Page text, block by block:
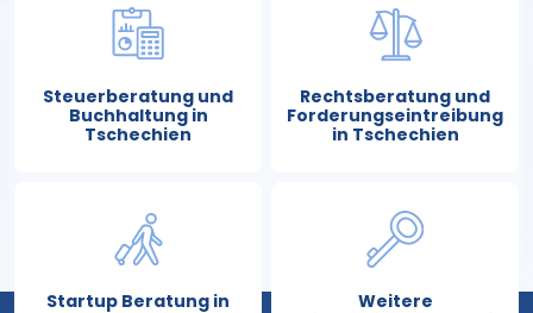
Steuerberatung und
Buchhaltung in
Tschechien
Rechtsberatung und
Forderungseintreibung
in Tschechien
Startup Beratung in
Weitere